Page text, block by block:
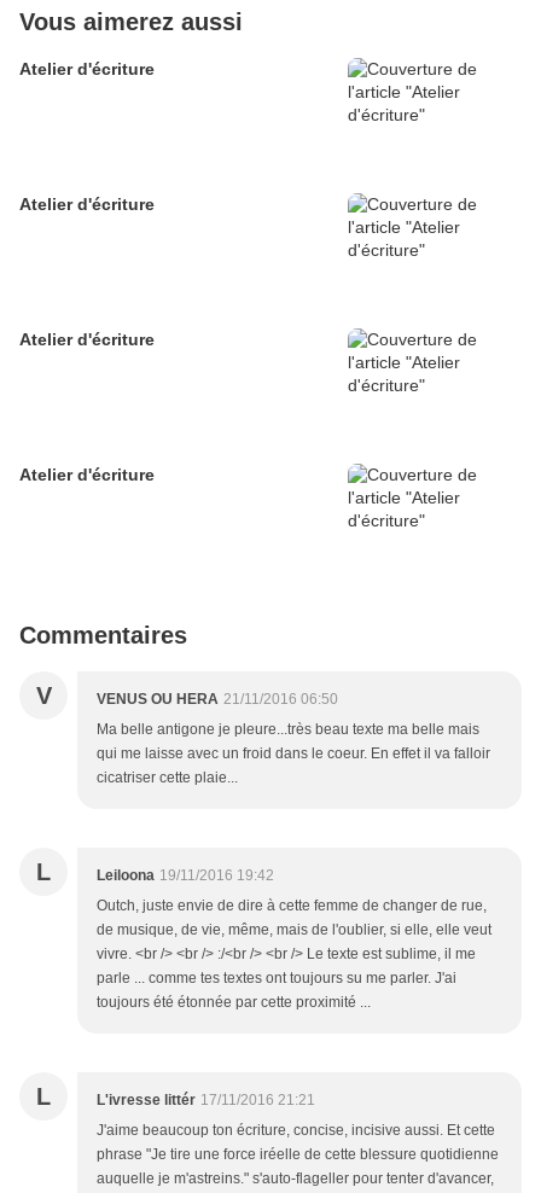
Vous aimerez aussi
Atelier d'écriture
Atelier d'écriture
Atelier d'écriture
Atelier d'écriture
Commentaires
V VENUS OU HERA 21/11/2016 06:50
Ma belle antigone je pleure...très beau texte ma belle mais
qui me laisse avec un froid dans le coeur. En effet il va falloir
cicatriser cette plaie...
L Leiloona 19/11/2016 19:42
Outch, juste envie de dire à cette femme de changer de rue,
de musique, de vie, même, mais de l'oublier, si elle, elle veut
vivre. <br /> <br /> :/<br /> <br /> Le texte est sublime, il me
parle ... comme tes textes ont toujours su me parler. J'ai
toujours été étonnée par cette proximité ...
L L'ivresse littér 17/11/2016 21:21
J'aime beaucoup ton écriture, concise, incisive aussi. Et cette
phrase "Je tire une force iréelle de cette blessure quotidienne
auquelle je m'astreins." s'auto-flageller pour tenter d'avancer,